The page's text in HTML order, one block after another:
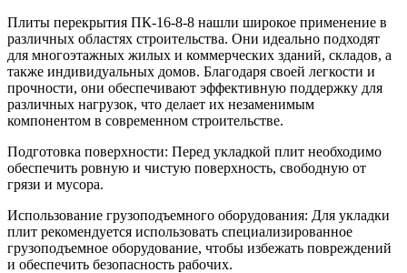
Плиты перекрытия ПК-16-8-8 нашли широкое применение в
различных областях строительства. Они идеально подходят
для многоэтажных жилых и коммерческих зданий, складов, а
также индивидуальных домов. Благодаря своей легкости и
прочности, они обеспечивают эффективную поддержку для
различных нагрузок, что делает их незаменимым
компонентом в современном строительстве.
Подготовка поверхности: Перед укладкой плит необходимо
обеспечить ровную и чистую поверхность, свободную от
грязи и мусора.
Использование грузоподъемного оборудования: Для укладки
плит рекомендуется использовать специализированное
грузоподъемное оборудование, чтобы избежать повреждений
и обеспечить безопасность рабочих.